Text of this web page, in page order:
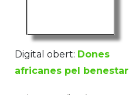
Digital obert: Dones
africanes pel benestar